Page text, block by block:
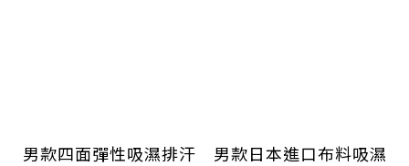
男款四面彈性吸濕排汗
男款日本進口布料吸濕